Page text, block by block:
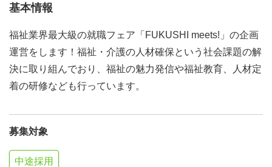
基本情報
福祉業界最大級の就職フェア「FUKUSHI meets!」の企画
運営をします！福祉・介護の人材確保という社会課題の解
決に取り組んでおり、福祉の魅力発信や福祉教育、人材定
着の研修なども行っています。
募集対象
中途採用